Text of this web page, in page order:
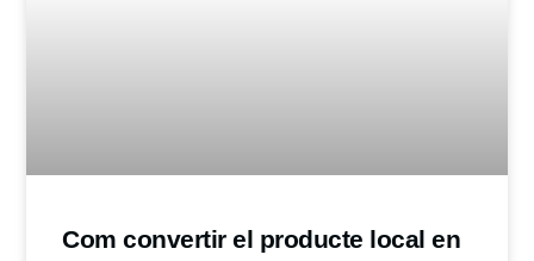
Com convertir el producte local en